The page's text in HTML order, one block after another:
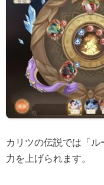
カリツの伝説では「
力を上げられます。